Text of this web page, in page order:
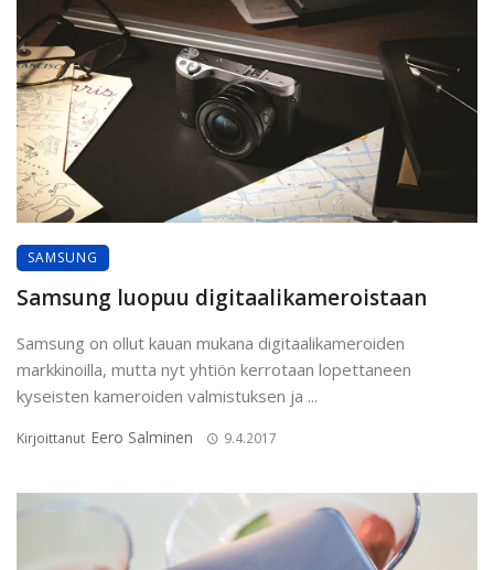
SAMSUNG
Samsung luopuu digitaalikameroistaan
Samsung on ollut kauan mukana digitaalikameroiden
markkinoilla, mutta nyt yhtiön kerrotaan lopettaneen
kyseisten kameroiden valmistuksen ja ...
Kirjoittanut Eero Salminen 9.4.2017